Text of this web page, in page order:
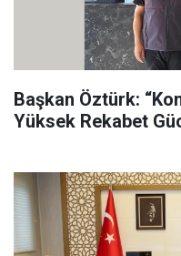
Başkan Öztürk:
Yüksek Rekabet